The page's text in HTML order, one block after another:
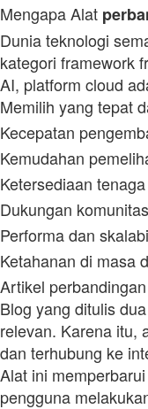
Mengapa Alat
Dunia teknologi
kategori framework
AI, platform cloud
Memilih yang tepat
Kecepatan
Kemudahan
Ketersediaan
Dukungan komunitas
Performa dan
Ketahanan di masa
Artikel
Blog yang ditulis
relevan. Karena itu,
dan terhubung ke
Alat ini
pengguna